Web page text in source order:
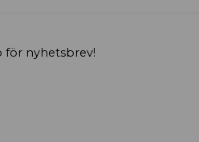
för nyhetsbrev!